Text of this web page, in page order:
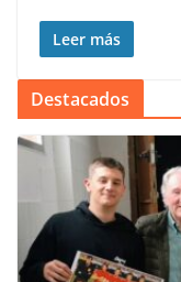
Leer más
Destacados